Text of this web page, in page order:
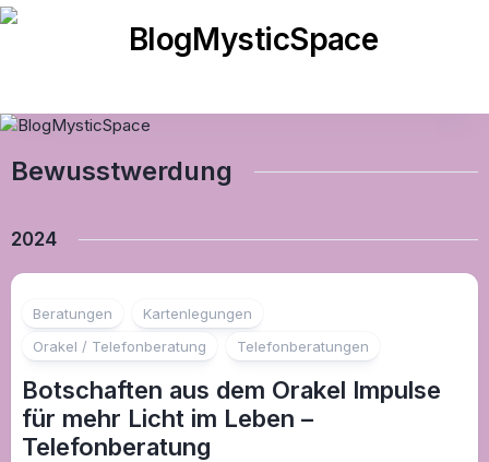
Skip
Bewusstwerdung
2024
Beratungen
Kartenlegungen
Orakel / Telefonberatung
Telefonberatungen
Botschaften aus dem Orakel Impulse
für mehr Licht im Leben –
Telefonberatung